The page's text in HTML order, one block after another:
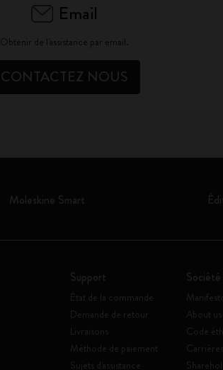
Email
Obtenir de l'assistance par email.
CONTACTEZ NOUS
Moleskine Smart
Support
État de la commande
Demande de retour
Livraisons
Méthode de paiement
Sujets d'assistance
Société
About us
Code